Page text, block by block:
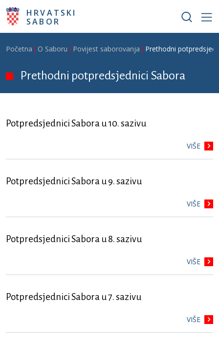
Skoči na glavni sadržaj
HRVATSKI
SABOR
Breadcrumb
Početna O Saboru Povijest saborovanja Prethodni
Prethodni potpredsjednici Sabora
Potpredsjednici Sabora u 10. sazivu
VIŠE
Potpredsjednici Sabora u 9. sazivu
VIŠE
Potpredsjednici Sabora u 8. sazivu
VIŠE
Potpredsjednici Sabora u 7. sazivu
VIŠE